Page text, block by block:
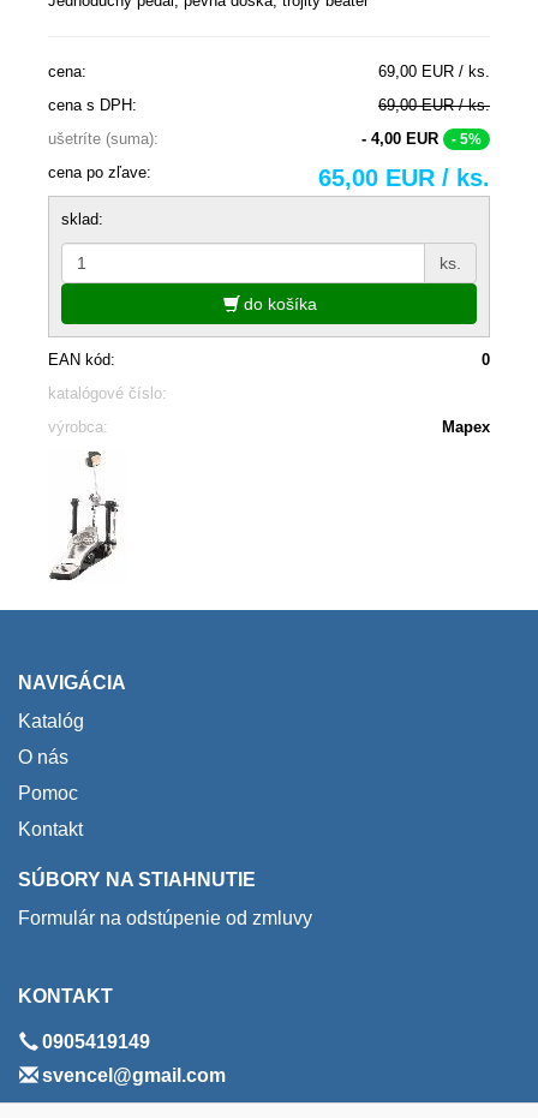
cena:
69,00 EUR / ks.
cena s DPH:
69,00 EUR / ks.
ušetríte (suma):
- 4,00 EUR - 5%
cena po zľave: 65,00 EUR / ks.
sklad:
ks.
do košíka
EAN kód:
0
katalógové číslo:
výrobca:
Mapex
NAVIGÁCIA
Katalóg
O nás
Pomoc
Kontakt
SÚBORY NA STIAHNUTIE
Formulár na odstúpenie od zmluvy
KONTAKT
0905419149
svencel@gmail.com